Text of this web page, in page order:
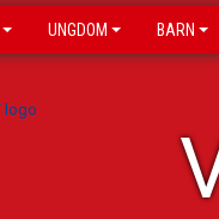
UNGDOM BARN